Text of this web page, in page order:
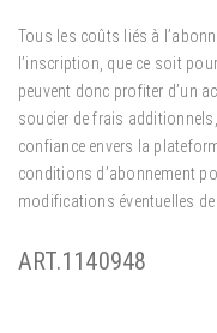
Tous les coûts liés à
l’inscription, que ce soit
peuvent donc profiter d’un
soucier de frais
confiance envers la
conditions d’abonnement
modifications éventuelles de
ART.1140948